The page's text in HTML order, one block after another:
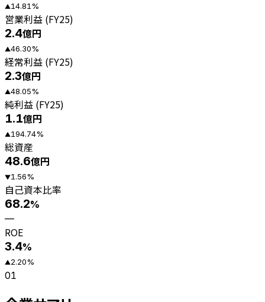
▲14.81 %
営業利益 (FY25)
2.4億円
▲46.30%
経常利益 (FY25)
2.3億円
▲48.05%
純利益 (FY25)
1.1億円
▲194.74%
総資産
48.6億円
▼1.56%
自己資本比率
68.2%
—
ROE
3.4%
▲2.20%
01